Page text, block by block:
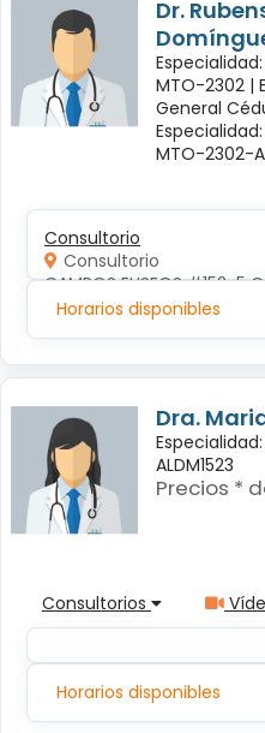
Dr.
MTO-2302 |
General
MTO-2302-
Consultorio
Consultorio
CAMPOS ELISEOS #152-5
Horarios disponibles
Dra.
ALDM1523
Precios *
Consultorios
Horarios disponibles